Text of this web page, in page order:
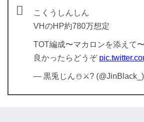
こくうしんしん
VHのHP約780万想定
TOT編成〜マカロンを添えて〜
良かったらどうぞ
— 黒兎じん☃️⚔? (@JinBlack_)